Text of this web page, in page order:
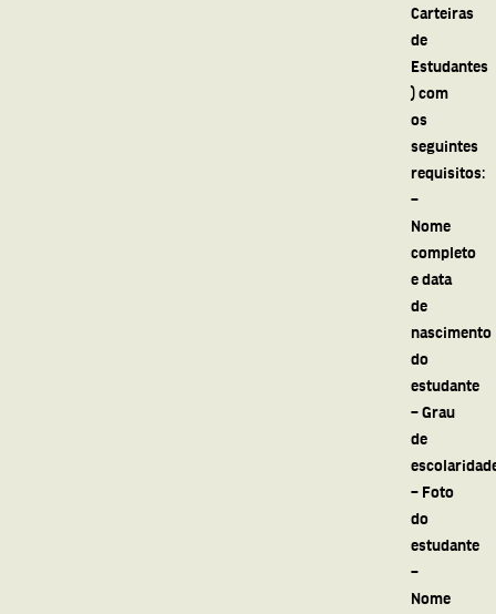
Carteiras
de
Estudantes
) com
os
seguintes
requisitos:
–
Nome
completo
e data
de
nascimento
do
estudante
– Grau
de
– Foto
do
estudante
–
Nome